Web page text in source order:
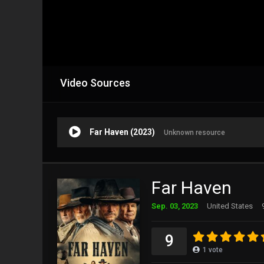
Video Sources
Far Haven (2023) Unknown resource
Far Haven
Sep. 03, 2023 United States
9 1 vote